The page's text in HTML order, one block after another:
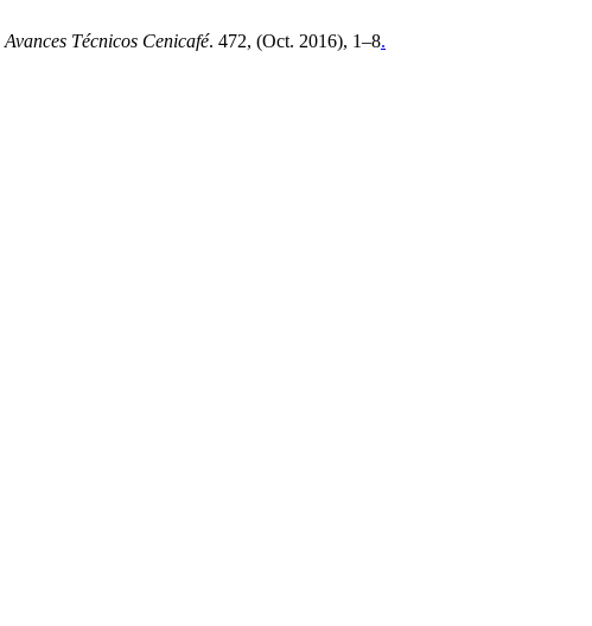
Avances Técnicos Cenicafé. 472, (Oct. 2016), 1–8.